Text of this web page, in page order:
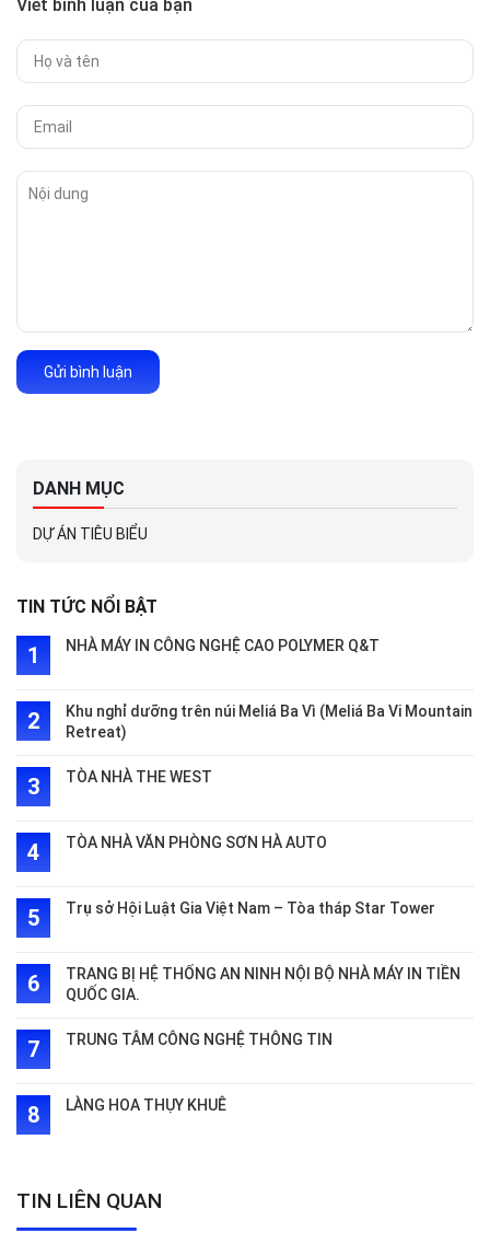
Viết bình luận của bạn
Gửi bình luận
DANH MỤC
DỰ ÁN TIÊU BIỂU
TIN TỨC NỔI BẬT
NHÀ MÁY IN CÔNG NGHỆ CAO POLYMER Q&T
Khu nghỉ dưỡng trên núi Meliá Ba Vì (Meliá Ba Vi Mountain
Retreat)
TÒA NHÀ THE WEST
TÒA NHÀ VĂN PHÒNG SƠN HÀ AUTO
Trụ sở Hội Luật Gia Việt Nam – Tòa tháp Star Tower
TRANG BỊ HỆ THỐNG AN NINH NỘI BỘ NHÀ MÁY IN TIỀN
QUỐC GIA.
TRUNG TÂM CÔNG NGHỆ THÔNG TIN
LÀNG HOA THỤY KHUÊ
TIN LIÊN QUAN